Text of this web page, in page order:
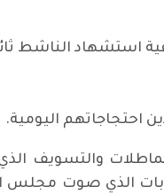
استشهاد الناشط
احتجاجاتهم اليومية.
والتسويف
الذي صوت مجلس